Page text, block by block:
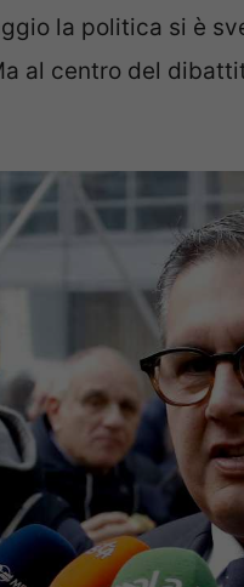
la politica si è
al centro del